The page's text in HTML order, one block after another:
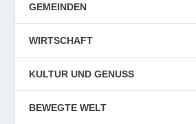
GEMEINDEN
WIRTSCHAFT
KULTUR UND GENUSS
BEWEGTE WELT